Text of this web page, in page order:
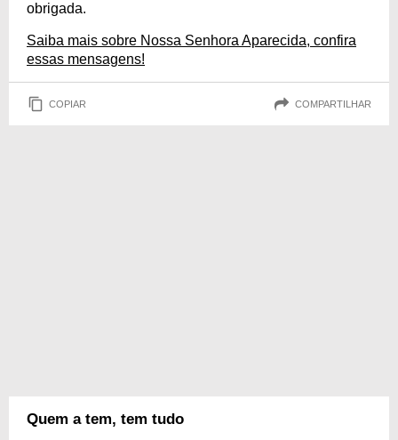
obrigada.
Saiba mais sobre Nossa Senhora Aparecida, confira
essas mensagens!
COPIAR COMPARTILHAR
Quem a tem, tem tudo